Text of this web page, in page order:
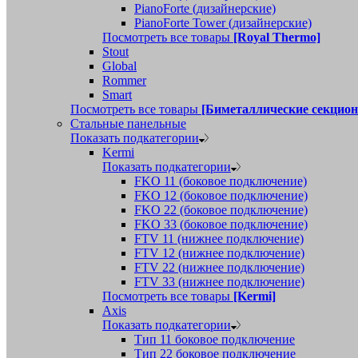
PianoForte (дизайнерские)
PianoForte Tower (дизайнерские)
Посмотреть все товары [Royal Thermo]
Stout
Global
Rommer
Smart
Посмотреть все товары [Биметаллические
Стальные панельные
Показать подкатегории
Kermi
Показать подкатегории
FKO 11 (боковое подключение)
FKO 12 (боковое подключение)
FKO 22 (боковое подключение)
FKO 33 (боковое подключение)
FTV 11 (нижнее подключение)
FTV 12 (нижнее подключение)
FTV 22 (нижнее подключение)
FTV 33 (нижнее подключение)
Посмотреть все товары [Kermi]
Axis
Показать подкатегории
Тип 11 боковое подключение
Тип 22 боковое подключение